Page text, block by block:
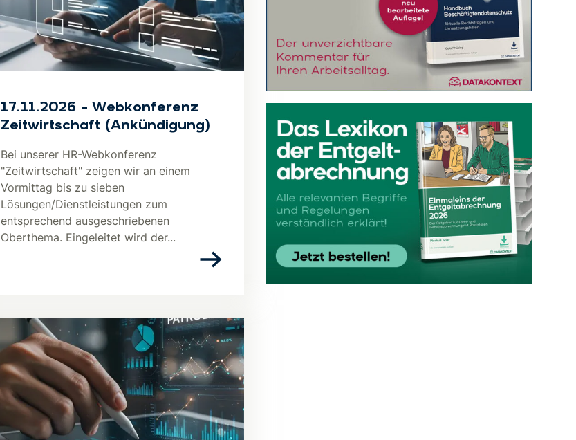
17.11.2026 – Webkonferenz
Zeitwirtschaft (Ankündigung)
Bei unserer HR-Webkonferenz
"Zeitwirtschaft" zeigen wir an einem
Vormittag bis zu sieben
Lösungen/Dienstleistungen zum
entsprechend ausgeschriebenen
Oberthema. Eingeleitet wird der...